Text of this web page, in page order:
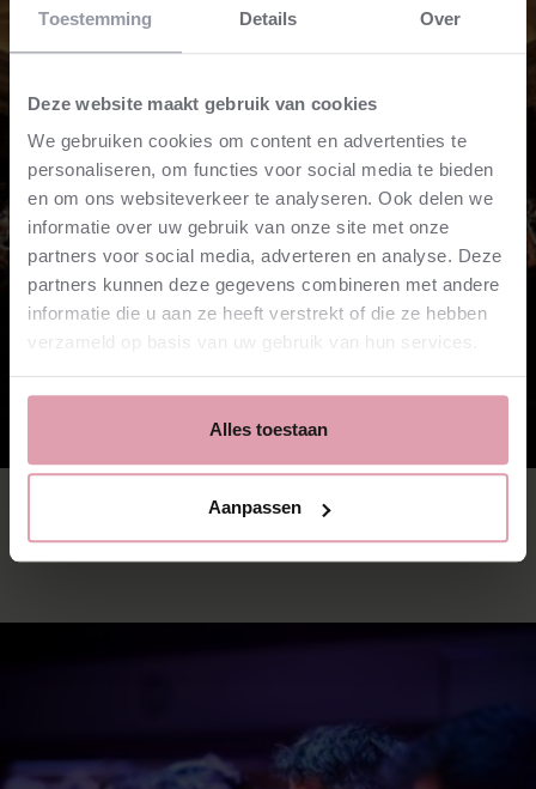
Toestemming Details Over
Deze website maakt gebruik van cookies
We gebruiken cookies om content en advertenties te
personaliseren, om functies voor social media te bieden
en om ons websiteverkeer te analyseren. Ook delen we
informatie over uw gebruik van onze site met onze
partners voor social media, adverteren en analyse. Deze
partners kunnen deze gegevens combineren met andere
informatie die u aan ze heeft verstrekt of die ze hebben
verzameld op basis van uw gebruik van hun services.
Alles toestaan
Aanpassen
2nd Violin tutti (80%)
read more⮫